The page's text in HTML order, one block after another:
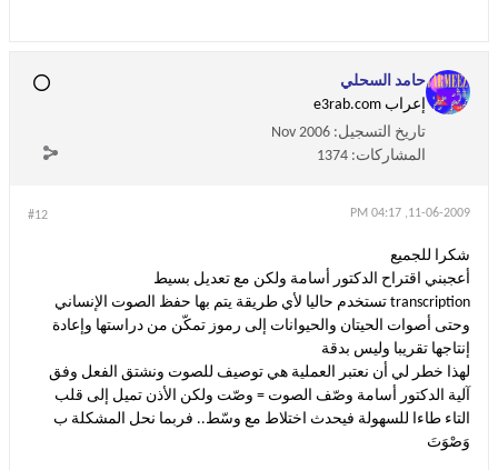
حامد السحلي
إعراب e3rab.com
تاريخ التسجيل: Nov 2006
المشاركات: 1374
#12 11-06-2009, 04:17 PM
شكرا للجميع
أعجبني اقتراح الدكتور أسامة ولكن مع تعديل بسيط
transcription تستخدم حاليا لأي طريقة يتم بها حفظ الصوت الإنساني
وحتى أصوات الحيتان والحيوانات إلى رموز تمكّن من دراستها وإعادة
إنتاجها تقريبا وليس بدقة
لهذا خطر لي أن نعتبر العملية هي توصيف للصوت ونشتق الفعل وفق
آلية الدكتور أسامة وصّف الصوت = وصّت ولكن الأذن تميل إلى قلب
التاء طاءا للسهولة فيحدث اختلاط مع وسّط.. فربما نحل المشكلة ب
وَصْوَتَ